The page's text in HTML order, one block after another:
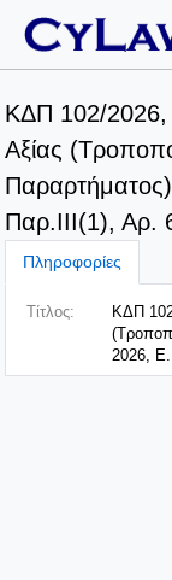
ΚΔΠ 102/2026,
Αξίας
Παρ.ΙΙΙ(1),
Πληροφορίες
Τίτλος:
ΚΔΠ
2026,